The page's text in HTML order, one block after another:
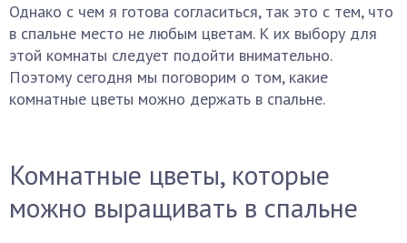
Однако с чем я готова согласиться, так это с тем, что
в спальне место не любым цветам. К их выбору для
этой комнаты следует подойти внимательно.
Поэтому сегодня мы поговорим о том, какие
комнатные цветы можно держать в спальне.
Комнатные цветы, которые
можно выращивать в спальне